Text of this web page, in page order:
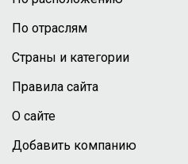
По отраслям
Страны и категории
Правила сайта
О сайте
Добавить компанию